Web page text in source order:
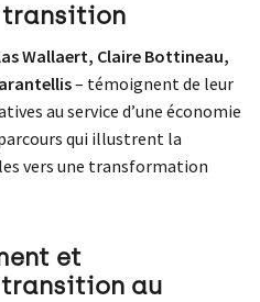
transition
Wallaert, Claire Bottineau,
– témoignent de leur
au service d’une économie
qui illustrent la
vers une transformation
et
au